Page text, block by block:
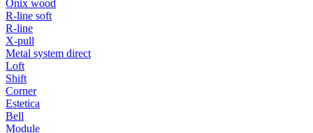
Onix wood
R-line soft
R-line
X-pull
Metal system direct
Loft
Shift
Corner
Estetica
Bell
Module